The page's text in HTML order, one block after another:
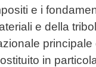
e i
e della
principale
in